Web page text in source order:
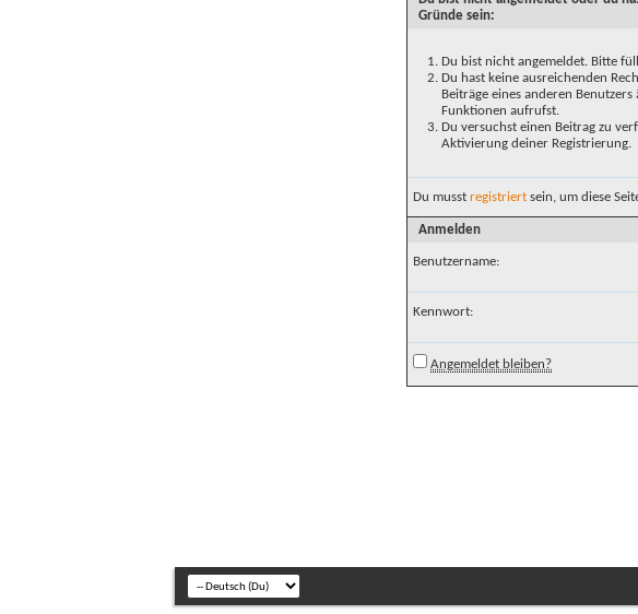
Gründe sein:
Du bist nicht angemeldet. Bitte
Du hast keine ausreichenden
Beiträge eines anderen
Funktionen aufrufst.
Du versuchst einen Beitrag zu
Aktivierung deiner Registrierung.
Du musst registriert sein, um diese
Anmelden
Benutzername:
Kennwort:
Angemeldet bleiben?